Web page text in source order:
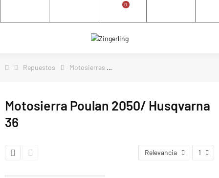
0
Repuestos Motosierras
Motosierra Poulan 2050/ Husqvarna
36
Relevancia 1